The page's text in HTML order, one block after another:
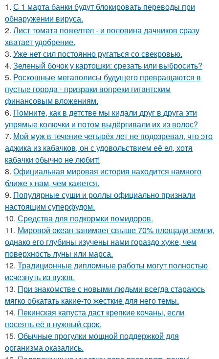
1. С 1 марта банки будут блокировать переводы при
обнаружении вируса.
2. Лист томата пожелтел - и половина дачников сразу
хватает удобрение.
3. Уже нет сил постоянно ругаться со свекровью.
4. Зеленый бочок у картошки: срезать или выбросить?
5. Роскошные мегаполисы будущего превращаются в
пустые города - призраки вопреки гигантским
финансовым вложениям.
6. Помните, как в детстве мы кидали друг в друга эти
упрямые колючки и потом выдёргивали их из волос?
7. Мой муж в течение четырёх лет не подозревал, что это
аджика из кабачков, он с удовольствием её ел, хотя
кабачки обычно не любит!
8. Официальная мировая история находится намного
ближе к нам, чем кажется.
9. Популярные суши и роллы официально признали
настоящим суперфудом.
10. Средства для подкормки помидоров.
11. Мировой океан занимает свыше 70% площади земли,
однако его глубины изучены нами гораздо хуже, чем
поверхность луны или марса.
12. Традиционные дипломные работы могут полностью
исчезнуть из вузов.
13. При знакомстве с новыми людьми всегда стараюсь
мягко обкатать какие-то жесткие для него темы.
14. Пекинская капуста даст крепкие кочаны, если
посеять её в нужный срок.
15. Обычные прогулки мощной поддержкой для
организма оказались.